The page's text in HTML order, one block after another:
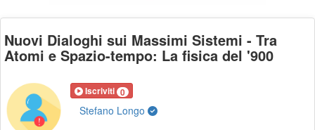
Video
Nuovi Dialoghi sui Massimi Sistemi - Tra
Atomi e Spazio-tempo: La fisica del '900
Iscriviti 0
Stefano Longo